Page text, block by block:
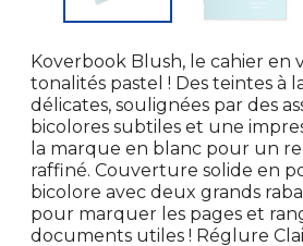
Koverbook Blush, le cahier en
tonalités pastel ! Des teintes à
délicates, soulignées par des
bicolores subtiles et une
la marque en blanc pour un
raffiné. Couverture solide en
bicolore avec deux grands
pour marquer les pages et
documents utiles ! Réglure